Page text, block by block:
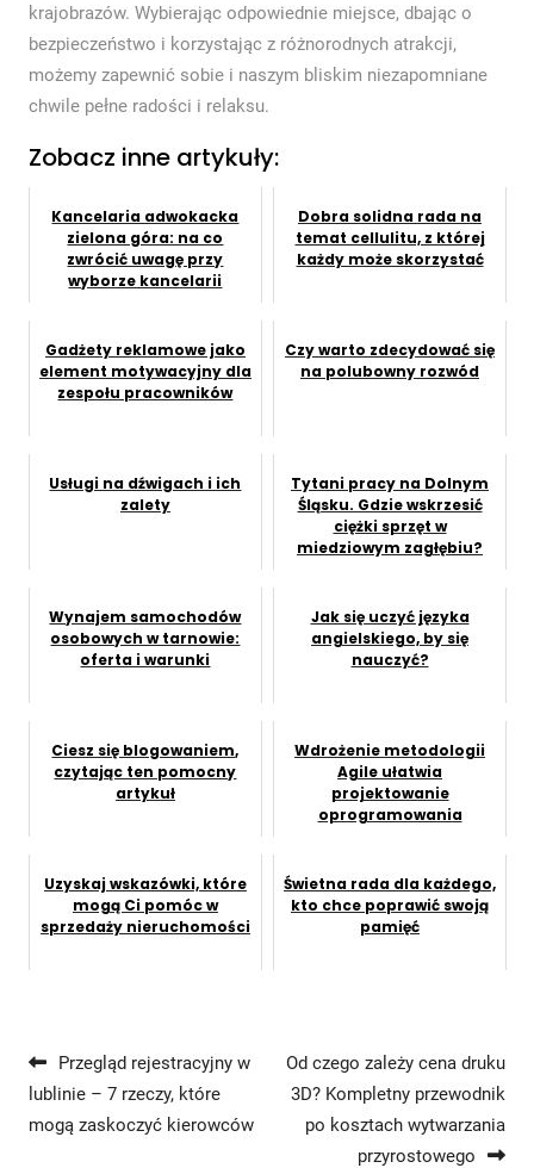
krajobrazów. Wybierając odpowiednie miejsce, dbając o
bezpieczeństwo i korzystając z różnorodnych atrakcji,
możemy zapewnić sobie i naszym bliskim niezapomniane
chwile pełne radości i relaksu.
Zobacz inne artykuły:
Kancelaria adwokacka
zielona góra: na co
zwrócić uwagę przy
wyborze kancelarii
Dobra solidna rada na
temat cellulitu, z której
każdy może skorzystać
Gadżety reklamowe jako
element motywacyjny dla
zespołu pracowników
Czy warto zdecydować się
na polubowny rozwód
Usługi na dźwigach i ich
zalety
Tytani pracy na Dolnym
Śląsku. Gdzie wskrzesić
ciężki sprzęt w
miedziowym zagłębiu?
Wynajem samochodów
osobowych w tarnowie:
oferta i warunki
Jak się uczyć języka
angielskiego, by się
nauczyć?
Ciesz się blogowaniem,
czytając ten pomocny
artykuł
Wdrożenie metodologii
Agile ułatwia
projektowanie
oprogramowania
Uzyskaj wskazówki, które
mogą Ci pomóc w
sprzedaży nieruchomości
Świetna rada dla każdego,
kto chce poprawić swoją
pamięć
Nawigacja wpisu
Przegląd rejestracyjny w
lublinie – 7 rzeczy, które
mogą zaskoczyć kierowców
Od czego zależy cena druku
3D? Kompletny przewodnik
po kosztach wytwarzania
przyrostowego